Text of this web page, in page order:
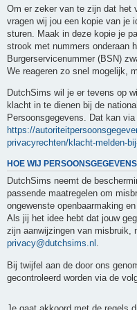
Om er zeker van te zijn dat het
vragen wij jou een kopie van je
sturen. Maak in deze kopie je
strook met nummers onderaan
Burgerservicenummer (BSN)
We reageren zo snel mogelijk,
DutchSims wil je er tevens op
klacht in te dienen bij de
Persoonsgegevens. Dat kan
https://
privacyrechten/klacht-melden-
HOE WIJ
DutchSims neemt de
passende maatregelen om
ongewenste openbaarmaking
Als jij het idee hebt dat jouw
zijn aanwijzingen van misbruik,
privacy@dutchsims.nl .
Bij twijfel aan de door ons
gecontroleerd worden via de